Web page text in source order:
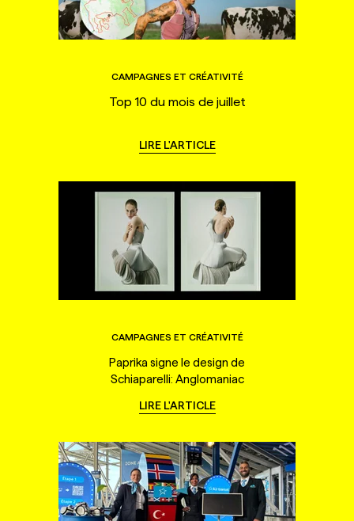
CAMPAGNES ET CRÉATIVITÉ
Top 10 du mois de juillet
LIRE L'ARTICLE
CAMPAGNES ET CRÉATIVITÉ
Paprika signe le design de
Schiaparelli: Anglomaniac
LIRE L'ARTICLE